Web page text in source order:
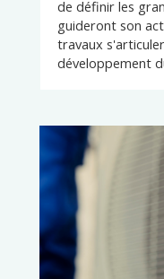
de définir les
guideront son
travaux
développement